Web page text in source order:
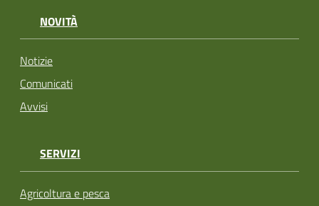
NOVITÀ
Notizie
Comunicati
Avvisi
SERVIZI
Agricoltura e pesca